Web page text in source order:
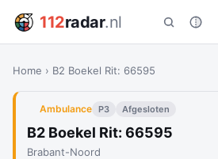
112radar.nl
Home › B2 Boekel Rit: 66595
Ambulance P3 Afgesloten
B2 Boekel Rit: 66595
Brabant-Noord